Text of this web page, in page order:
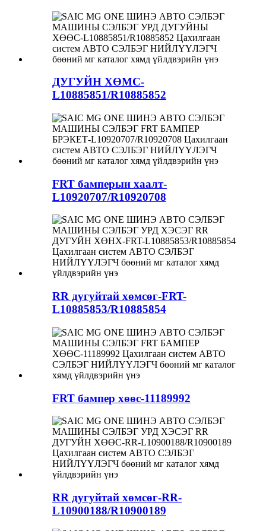
ДУГУЙН ХӨМС-
L10885851/R10885852
FRT бамперын хаалт-
L10920707/R10920708
RR дугуйтай хөмсөг-FRT-
L10885853/R10885854
FRT бампер хөөс-11189992
RR дугуйтай хөмсөг-RR-
L10900188/R10900189